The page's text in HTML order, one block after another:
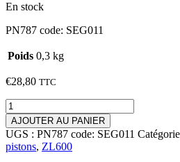
En stock
PN787 code: SEG011
Poids 0,3 kg
€28,80 TTC
quantité
de
Jeu
de
segments
AJOUTER AU PANIER
UGS : PN787 code: SEG011
pistons, ZL600